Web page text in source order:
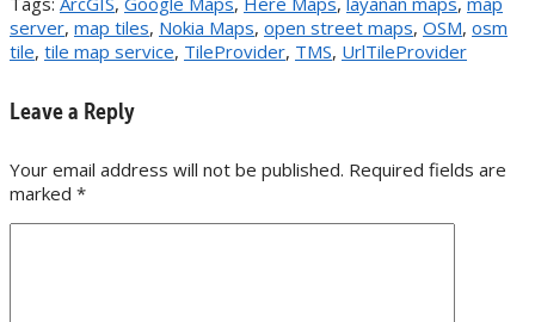
server, map tiles, Nokia Maps, open street maps, OSM, osm
tile, tile map service, TileProvider, TMS, UrlTileProvider
Leave a Reply
Your email address will not be published. Required fields are
marked *